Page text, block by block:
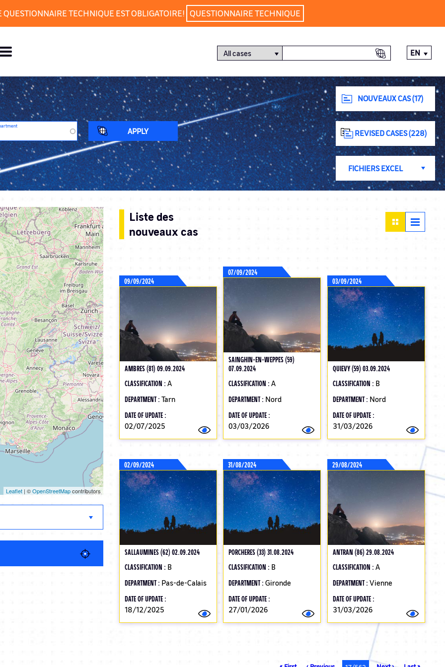
TECHNIQUE EST OBLIGATOIRE! QUESTIONNAIRE TECHNIQUE
EN
NOUVEAUX CAS (17)
REVISED CASES (228)
Leaflet | ©OpenStreetMapcontributors
Liste des
nouveaux cas
09/09/2024
AMBRES (81) 09.09.2024
CLASSIFICATION : A
DEPARTMENT : Tarn
DATE OF UPDATE :
02/07/2025
07/09/2024
SAINGHIN-EN-WEPPES (59)
07.09.2024
CLASSIFICATION :A
DEPARTMENT : Nord
DATE OF UPDATE :
03/03/2026
03/09/2024
QUIEVY (59) 03.09.2024
CLASSIFICATION : B
DEPARTMENT : Nord
DATE OF UPDATE :
31/03/2026
02/09/2024
SALLAUMINES (62) 02.09.2024
CLASSIFICATION : B
DEPARTMENT : Pas-de-Calais
DATE OF UPDATE :
18/12/2025
31/08/2024
PORCHERES (33) 31.08.2024
CLASSIFICATION : B
DEPARTMENT :Gironde
DATE OF UPDATE :
27/01/2026
29/08/2024
ANTRAN (86) 29.08.2024
CLASSIFICATION : A
DEPARTMENT : Vienne
DATE OF UPDATE :
31/03/2026